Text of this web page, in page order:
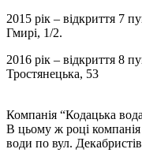
2015 рік – відкриття 7
Гмирі, 1/2.
2016 рік – відкриття 8
Тростянецька, 53
Компанія “Кодацька
В цьому ж році
води по вул.